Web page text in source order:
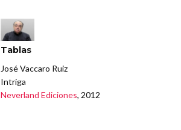
Tablas
José Vaccaro Ruiz
Intriga
Neverland Ediciones, 2012